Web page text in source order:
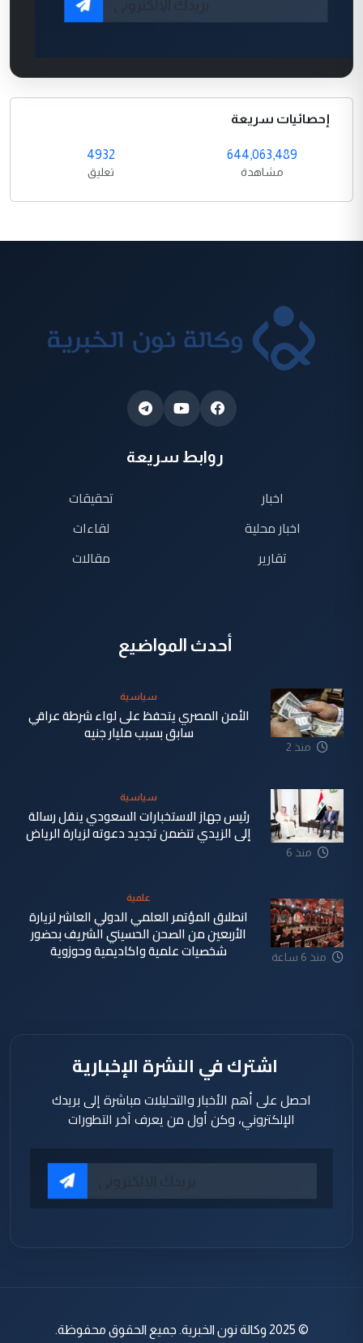
إحصائيات سريعة
644,063,489
مشاهدة
4932
تعليق
روابط سريعة
اخبار
اخبار محلية
تقارير
تحقيقات
لقاءات
مقالات
أحدث المواضيع
منذ 2
سياسية
الأمن المصري يتحفظ على لواء شرطة عراقي
سابق بسبب مليار جنيه
منذ 6
سياسية
رئيس جهاز الاستخبارات السعودي ينقل رسالة
إلى الزيدي تتضمن تجديد دعوته لزيارة الرياض
منذ 6 ساعة
علمية
انطلاق المؤتمر العلمي الدولي العاشر لزيارة
الأربعين من الصحن الحسيني الشريف بحضور
شخصيات علمية واكاديمية وحوزوية
اشترك في النشرة الإخبارية
احصل على أهم الأخبار والتحليلات مباشرة إلى بريدك
الإلكتروني، وكن أول من يعرف آخر التطورات
© 2025 وكالة نون الخبرية. جميع الحقوق محفوظة.